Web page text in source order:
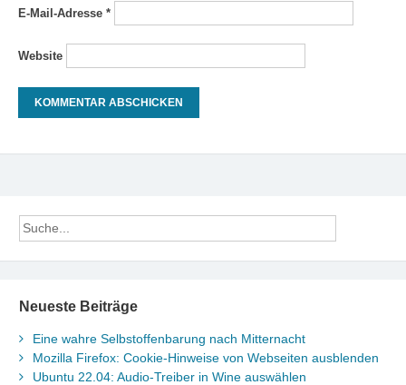
E-Mail-Adresse *
Website
Neueste Beiträge
Eine wahre Selbstoffenbarung nach Mitternacht
Mozilla Firefox: Cookie-Hinweise von Webseiten ausblenden
Ubuntu 22.04: Audio-Treiber in Wine auswählen